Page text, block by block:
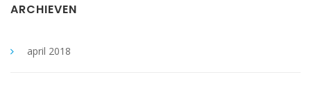
ARCHIEVEN
april 2018